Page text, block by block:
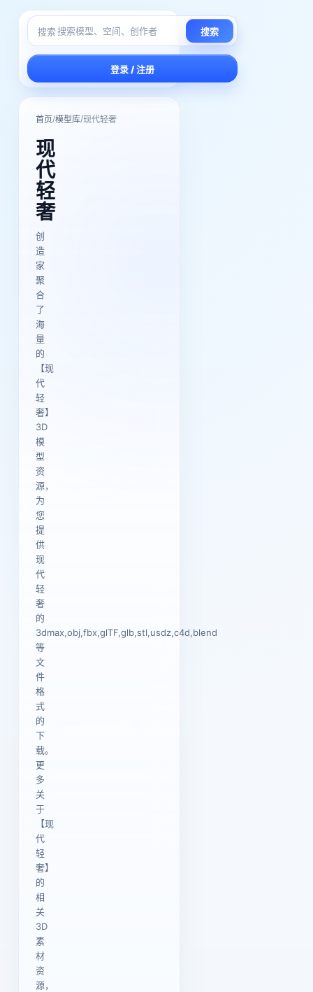
搜索 搜索
登录 / 注册
首页/模型库/现代轻奢
现
代
轻
奢
创
造
家
聚
合
了
海
量
的
【现
代
轻
奢】
3D
模
型
资
源，
为
您
提
供
现
代
轻
奢
的
3dmax,obj,fbx,glTF,glb,stl,usdz,c4d,blend
等
文
件
格
式
的
下
载。
更
多
关
于
【现
代
轻
奢】
的
相
关
3D
素
材
资
源，